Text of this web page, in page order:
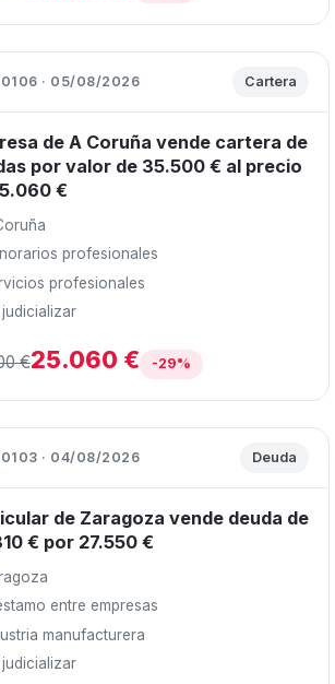
· 05/08/2026 Cartera
de A Coruña vende cartera de
por valor de 35.500 € al precio
€
profesionales
profesionales
judicializar
€25.060 € -29%
· 04/08/2026 Deuda
de Zaragoza vende deuda de
€ por 27.550 €
entre empresas
manufacturera
judicializar